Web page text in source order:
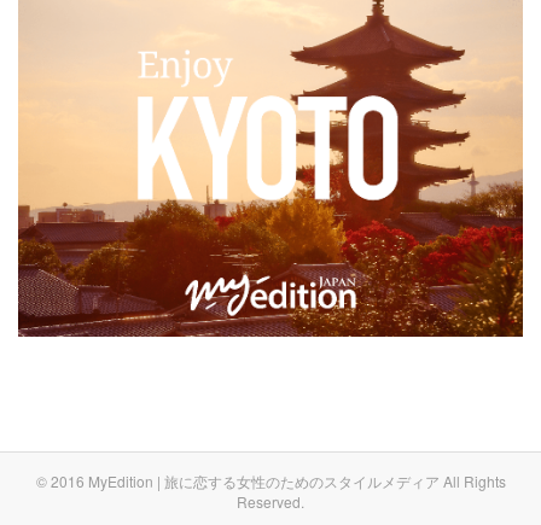
© 2016 MyEdition | 旅に恋する女性のためのスタイルメディア All Rights
Reserved.